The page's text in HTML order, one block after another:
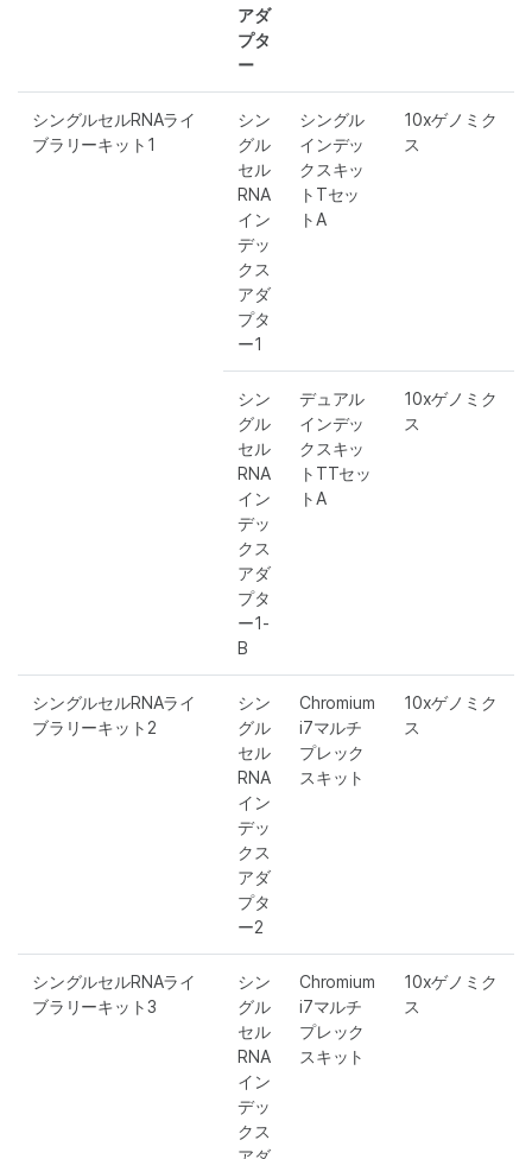
アダ
プタ
ー
シングルセルRNAライ
ブラリーキット1
シン
グル
セル
RNA
イン
デッ
クス
アダ
プタ
ー1
シングル
インデッ
クスキッ
トTセッ
トA
10xゲノミク
ス
シン
グル
セル
RNA
イン
デッ
クス
アダ
プタ
ー1-
B
デュアル
インデッ
クスキッ
トTTセッ
トA
10xゲノミク
ス
シングルセルRNAライ
ブラリーキット2
シン
グル
セル
RNA
イン
デッ
クス
アダ
プタ
ー2
Chromium
i7マルチ
プレック
スキット
10xゲノミク
ス
シングルセルRNAライ
ブラリーキット3
シン
グル
セル
RNA
イン
デッ
クス
Chromium
i7マルチ
プレック
スキット
10xゲノミク
ス